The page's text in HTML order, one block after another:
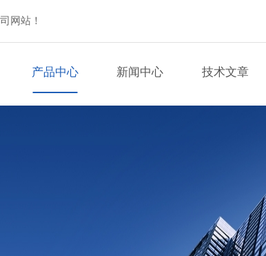
网站！
产品中心 新闻中心 技术文章